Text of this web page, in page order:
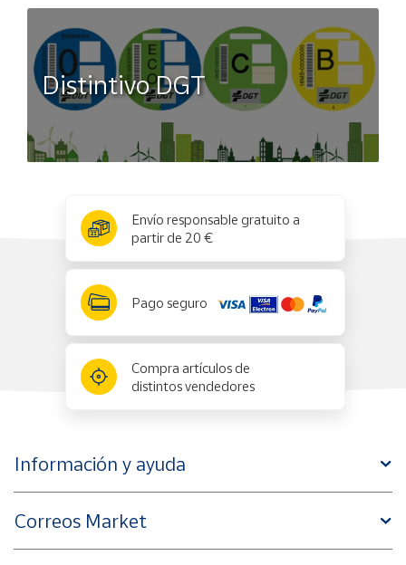
Distintivo DGT
Envío responsable gratuito a
partir de 20 €
Pago seguro
Compra artículos de
distintos vendedores
Información y ayuda
Correos Market